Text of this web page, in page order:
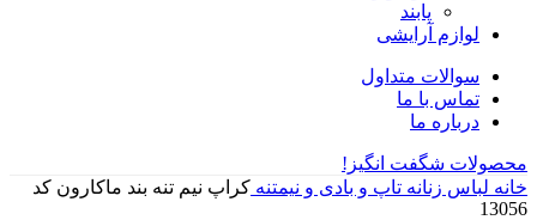
پابند
لوازم آرایشی
سوالات متداول
تماس با ما
درباره ما
محصولات شگفت انگیز!
خانه لباس زنانه تاپ و بادی و نیمتنه کراپ نیم تنه بند ماکارون کد
13056